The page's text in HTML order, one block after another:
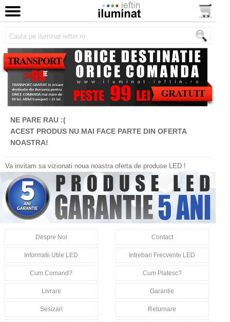
NE PARE RAU :(
ACEST PRODUS NU MAI FACE PARTE DIN OFERTA
NOASTRA!
Va invitam sa vizionati noua noastra oferta de produse LED !
Despre Noi Contact
Informatii Utile LED Intrebari Frecvente LED
Cum Comand? Cum Platesc?
Livrare Garantie
Sesizari Returnare